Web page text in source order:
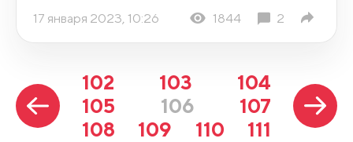
17 января 2023, 10:26 1844 2
102 103
104
105
106
107
108
109 110 111